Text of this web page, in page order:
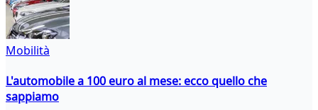
Mobilità
L'automobile a 100 euro al mese: ecco quello che
sappiamo